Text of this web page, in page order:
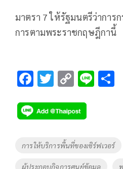
มาตรา 7 ให้รัฐมนตรีว่าการ
การตามพระราชกฤษฎีกานี้
F
e
b
o
T
tt
er
C
p
y
Li
n
Li
Tags
การให้บริการพื้นที่ของเซิร์ฟเวอร์
ผู้ประกอบกิจการศูนย์ข้อมูล